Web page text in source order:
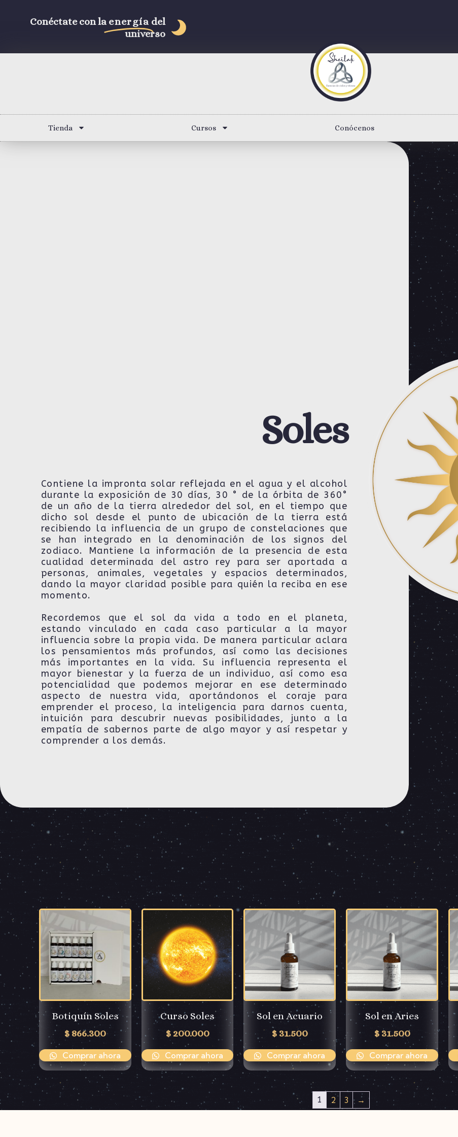
Conéctate con la energía del
universo
Tienda Cursos Conócenos
Soles
Contiene la impronta solar reflejada en el agua y el alcohol
durante la exposición de 30 días, 30 ° de la órbita de 360°
de un año de la tierra alrededor del sol, en el tiempo que
dicho sol desde el punto de ubicación de la tierra está
recibiendo la influencia de un grupo de constelaciones que
se han integrado en la denominación de los signos del
zodiaco. Mantiene la información de la presencia de esta
cualidad determinada del astro rey para ser aportada a
personas, animales, vegetales y espacios determinados,
dando la mayor claridad posible para quién la reciba en ese
momento.
Recordemos que el sol da vida a todo en el planeta,
estando vinculado en cada caso particular a la mayor
influencia sobre la propia vida. De manera particular aclara
los pensamientos más profundos, así como las decisiones
más importantes en la vida. Su influencia representa el
mayor bienestar y la fuerza de un individuo, así como esa
potencialidad que podemos mejorar en ese determinado
aspecto de nuestra vida, aportándonos el coraje para
emprender el proceso, la inteligencia para darnos cuenta,
intuición para descubrir nuevas posibilidades, junto a la
empatía de sabernos parte de algo mayor y así respetar y
comprender a los demás.
Botiquín Soles
$ 866.300
Comprar ahora
Curso Soles
$200.000
Comprar ahora
Sol en Acuario
$ 31.500
Comprar ahora
Sol en Aries
$31.500
Comprar ahora
1 2 3 →